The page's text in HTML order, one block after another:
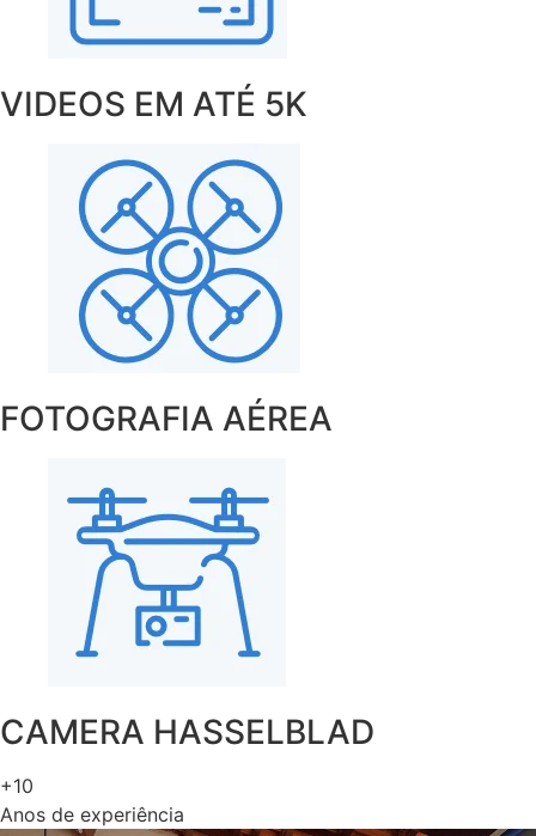
VIDEOS EM ATÉ 5K
FOTOGRAFIA AÉREA
CAMERA HASSELBLAD
+10
Anos de experiência